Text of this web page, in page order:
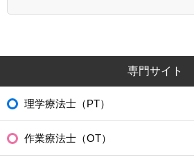
専門サイト
理学療法士（PT）
作業療法士（OT）